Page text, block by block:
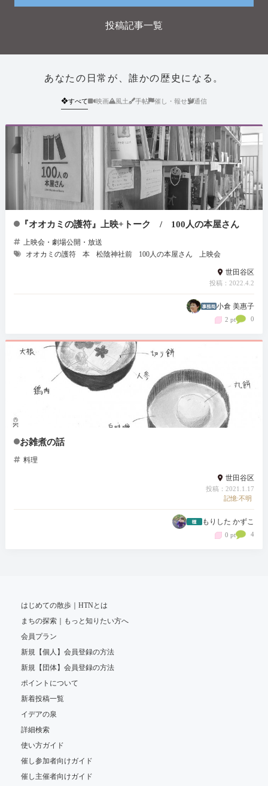
投稿記事一覧
あなたの日常が、誰かの歴史になる。
❖すべて 映画 風土 手帖 催し・報せ 通信
『オオカミの護符』上映+トーク / 100人の本屋さん
上映会・劇場公開・放送
オオカミの護符
本 松陰神社前 100人の本屋さん 上映会
世田谷区
投稿：2022.4.2
小倉 美惠子
2 pt 0
お雑煮の話
料理
世田谷区
投稿：2021.1.17
記憶:不明
もりした かずこ
0 pt 4
はじめての散歩｜HTNとは
まちの探索｜もっと知りたい方へ
会員プラン
新規【個人】会員登録の方法
新規【団体】会員登録の方法
ポイントについて
新着投稿一覧
イデアの泉
詳細検索
使い方ガイド
催し参加者向けガイド
催し主催者向けガイド